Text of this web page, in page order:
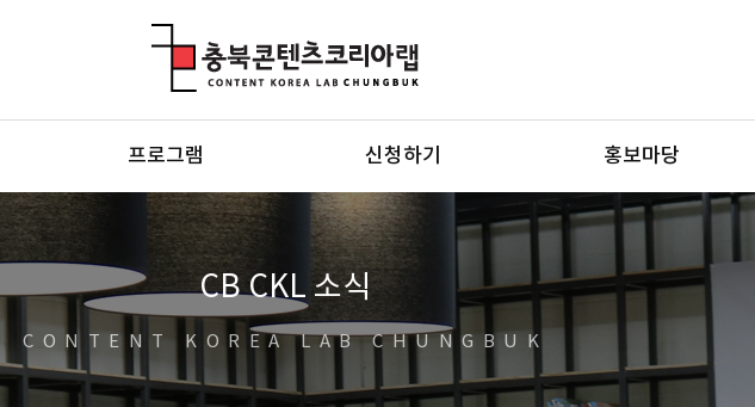
프로그램 신청하기 홍보마당
CB CKL 소식
CONTENT KOREA LAB CHUNGBUK